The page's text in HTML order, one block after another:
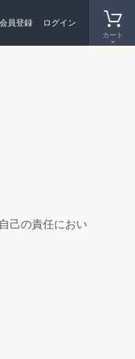
カート
員登録 ログイン
己の責任におい